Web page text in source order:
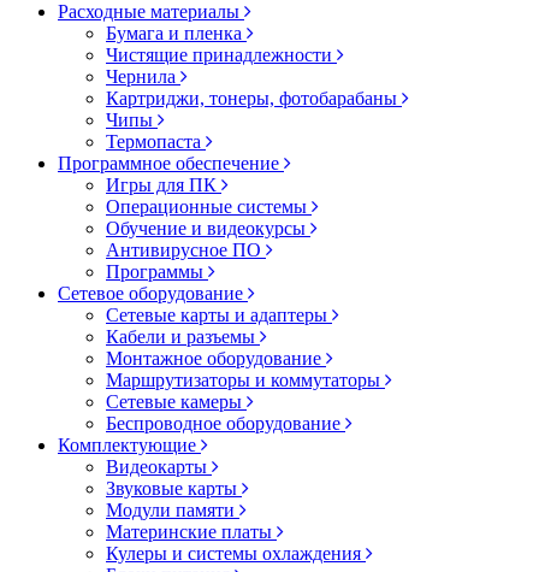
Расходные материалы
Бумага и пленка
Чистящие принадлежности
Чернила
Картриджи, тонеры, фотобарабаны
Чипы
Термопаста
Программное обеспечение
Игры для ПК
Операционные системы
Обучение и видеокурсы
Антивирусное ПО
Программы
Сетевое оборудование
Сетевые карты и адаптеры
Кабели и разъемы
Монтажное оборудование
Маршрутизаторы и коммутаторы
Сетевые камеры
Беспроводное оборудование
Комплектующие
Видеокарты
Звуковые карты
Модули памяти
Материнские платы
Кулеры и системы охлаждения